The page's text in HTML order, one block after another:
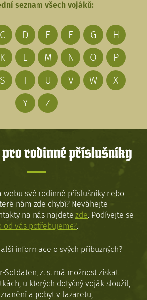
seznam všech vojáků:
C D E F G
H
K L M N O
P
S T U V W
X
Y
Z
rodinné příslušníky
webu své rodinné příslušníky nebo
nám zde chybí? Neváhejte
na nás najdete zde. Podívejte se
od vás potřebujeme?.
informace o svých příbuzných?
Soldaten, z. s. má možnost získat
u kterých dotyčný voják sloužil,
a pobyt v lazaretu,